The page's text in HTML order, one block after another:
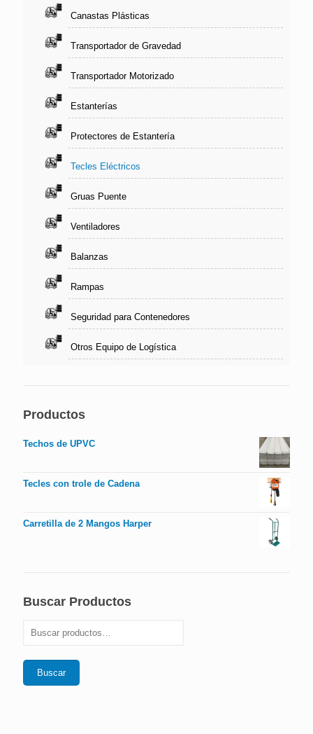
Canastas Plásticas
Transportador de Gravedad
Transportador Motorizado
Estanterías
Protectores de Estantería
Tecles Eléctricos
Gruas Puente
Ventiladores
Balanzas
Rampas
Seguridad para Contenedores
Otros Equipo de Logística
Productos
Techos de UPVC
Tecles con trole de Cadena
Carretilla de 2 Mangos Harper
Buscar Productos
Buscar